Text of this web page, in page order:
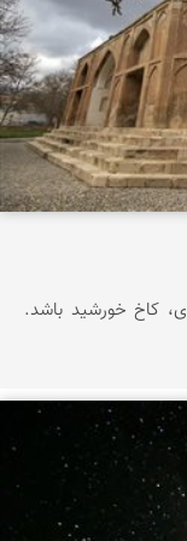
کاخ خورشید باشد.